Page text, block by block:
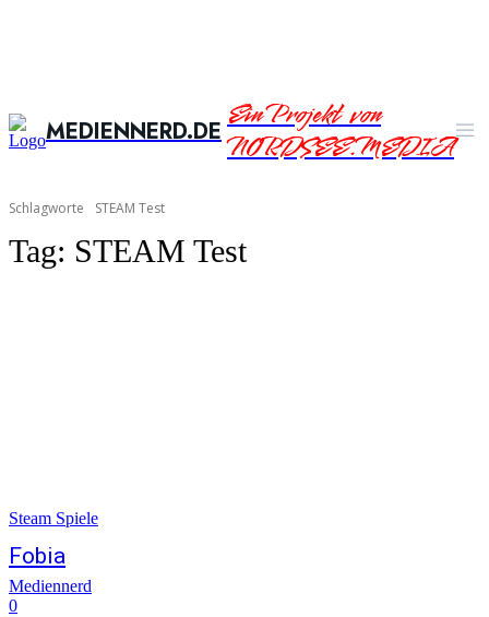
MEDIENNERD.DEEin Projekt von
NORDSEE.MEDIA
Schlagworte STEAM Test
Tag: STEAM Test
Steam Spiele
Fobia
Mediennerd
0